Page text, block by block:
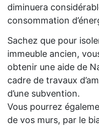
diminuera
consommation
Sachez que pour
immeuble ancien,
obtenir une aide de
cadre de travaux
d’une subvention.
Vous pourrez
de vos murs, par le